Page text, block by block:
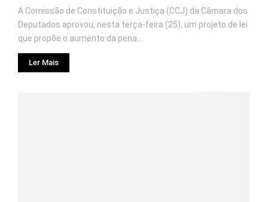
A Comissão de Constituição e Justiça (CCJ) da Câmara dos
Deputados aprovou, nesta terça-feira (25), um projeto de lei
que propõe o aumento da pena...
Ler Mais